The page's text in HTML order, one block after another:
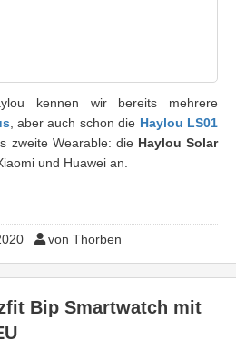
kennen wir bereits mehrere
, aber auch schon die Haylou LS01
zweite Wearable: die Haylou Solar
und Huawei an.
von Thorben
Bip Smartwatch mit